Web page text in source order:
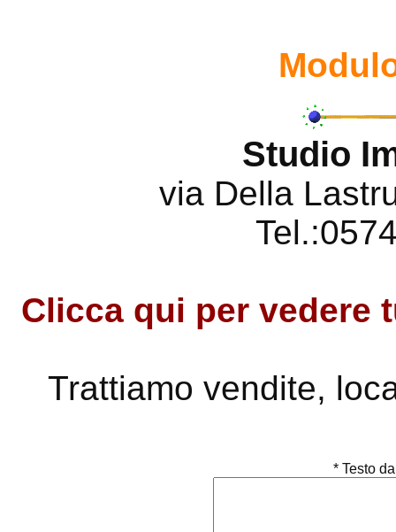
Studio
via Della
Clicca qui per vedere
Trattiamo vendite,
* Testo